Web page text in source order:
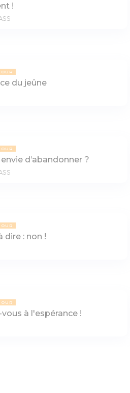
!
du jeûne
d’abandonner ?
dire : non !
à l'espérance !